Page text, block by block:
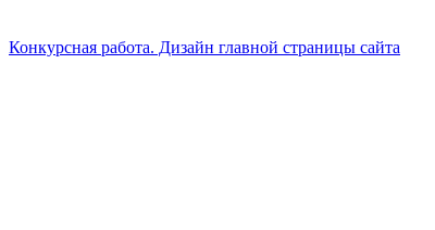
Конкурсная работа. Дизайн главной страницы сайта